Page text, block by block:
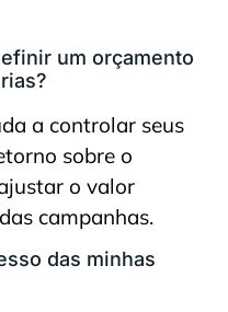
um orçamento
a controlar seus
sobre o
o valor
campanhas.
das minhas